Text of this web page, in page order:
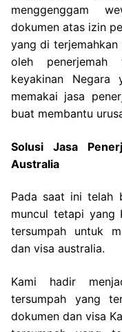
menggenggam
dokumen atas izin
yang di
oleh penerjemah
keyakinan Negara
memakai jasa
buat membantu
Solusi Jasa
Australia
Pada saat ini telah
muncul tetapi yang
tersumpah untuk
dan visa australia.
Kami hadir
tersumpah yang
dokumen dan visa